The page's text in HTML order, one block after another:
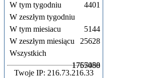
W tym tygodniu
W zeszłym tygodniu
W tym miesiacu
W zeszłym miesiącu
Wszystkich
4401
1755088
5144
25628
1767450
Twoje IP: 216.73.216.33